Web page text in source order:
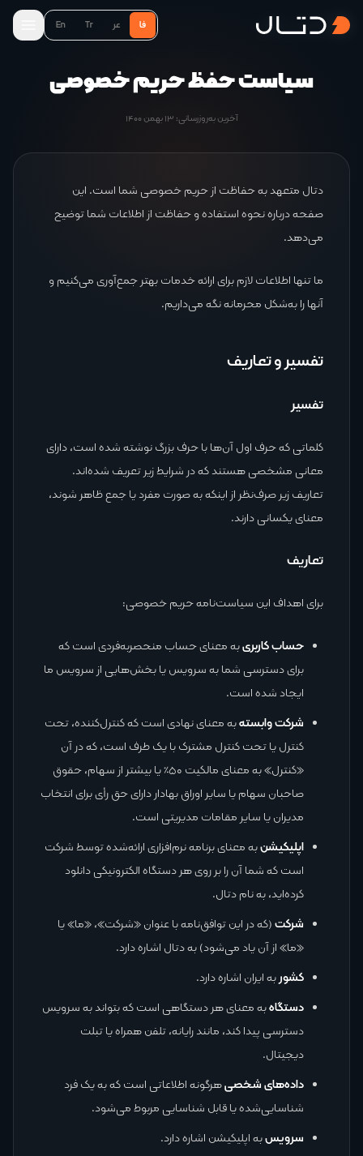
فا عر Tr
En
سیاست حفظ حریم خصوصی
آخرین به‌روزرسانی: ۱۳ بهمن ۱۴۰۰
دتال متعهد به حفاظت از حریم خصوصی شما است. این
صفحه درباره نحوه استفاده و حفاظت از اطلاعات شما توضیح
می‌دهد.
ما تنها اطلاعات لازم برای ارائه خدمات بهتر جمع‌آوری می‌کنیم و
آنها را به‌شکل محرمانه نگه می‌داریم.
تفسیر و تعاریف
تفسیر
کلماتی که حرف اول آن‌ها با حرف بزرگ نوشته شده است، دارای
معانی مشخصی هستند که در شرایط زیر تعریف شده‌اند.
تعاریف زیر صرف‌نظر از اینکه به صورت مفرد یا جمع ظاهر شوند،
معنای یکسانی دارند.
تعاریف
برای اهداف این سیاست‌نامه حریم خصوصی:
حساب کاربریبه معنای حساب منحصربه‌فردی است که
برای دسترسی شما به سرویس یا بخش‌هایی از سرویس ما
ایجاد شده است.
شرکت وابستهبه معنای نهادی است که کنترل‌کننده، تحت
کنترل یا تحت کنترل مشترک با یک طرف است، که در آن
«کنترل» به معنای مالکیت ۵۰٪ یا بیشتر از سهام، حقوق
صاحبان سهام یا سایر اوراق بهادار دارای حق رأی برای انتخاب
مدیران یا سایر مقامات مدیریتی است.
اپلیکیشنبه معنای برنامه نرم‌افزاری ارائه‌شده توسط شرکت
است که شما آن را بر روی هر دستگاه الکترونیکی دانلود
کرده‌اید، به نام دتال.
شرکت (که در این توافق‌نامه با عنوان «شرکت»، «ما» یا
«ما» از آن یاد می‌شود) به دتال اشاره دارد.
کشور به ایران اشاره دارد.
دستگاهبه معنای هر دستگاهی است که بتواند به سرویس
دسترسی پیدا کند، مانند رایانه، تلفن همراه یا تبلت
دیجیتال.
داده‌های شخصیهرگونه اطلاعاتی است که به یک فرد
شناسایی‌شده یا قابل شناسایی مربوط می‌شود.
سرویسبه اپلیکیشن اشاره دارد.